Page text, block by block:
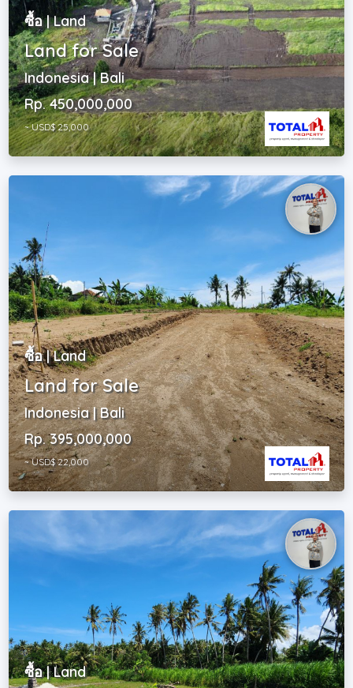
ซื้อ | Land
Land for Sale
Indonesia | Bali
Rp. 450,000,000
~ USD$ 25,000
ซื้อ | Land
Land for Sale
Indonesia | Bali
Rp. 395,000,000
~ USD$ 22,000
ซื้อ | Land